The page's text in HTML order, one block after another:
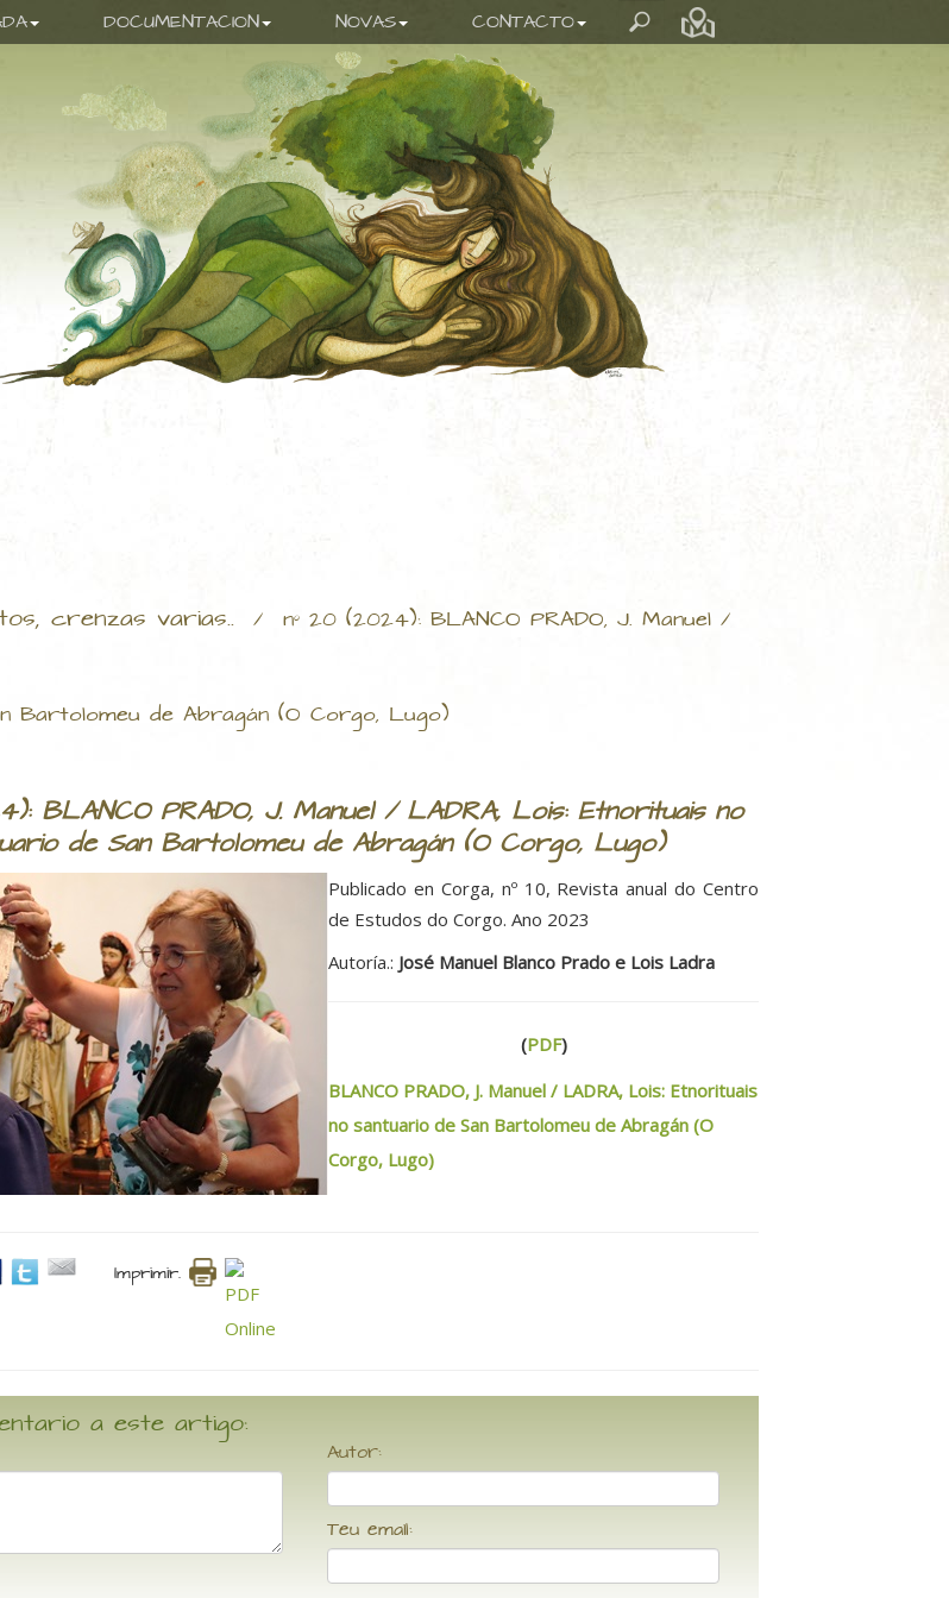
DOCUMENTACION NOVAS CONTACTO
crenzas varias.. / nº 20 (2024): BLANCO PRADO, J. Manuel /
Bartolomeu de Abragán (O Corgo, Lugo)
BLANCO PRADO, J. Manuel / LADRA, Lois: Etnorituais no
de San Bartolomeu de Abragán (O Corgo, Lugo)
Publicado en Corga, nº 10, Revista anual do Centro
de Estudos do Corgo. Ano 2023
Autoría.: José Manuel Blanco Prado e Lois Ladra
(PDF)
BLANCO PRADO, J. Manuel / LADRA, Lois: Etnorituais
no santuario de San Bartolomeu de Abragán (O
Corgo, Lugo)
Imprimir.
a este artigo:
Autor:
Teu email: